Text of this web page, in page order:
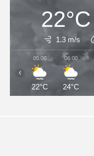
22°C
1.3 m/s
05:00
22°C
06:00
24°C
‹